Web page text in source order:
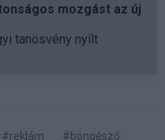
mozgást az új
tanösvény nyílt
#reklám
#böngésző